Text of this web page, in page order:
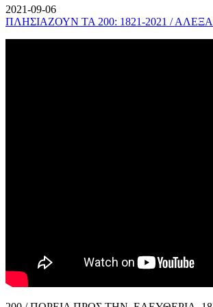
2021-09-06
ΠΛΗΣΙΑΖΟΥΝ ΤΑ 200: 1821-2021 /